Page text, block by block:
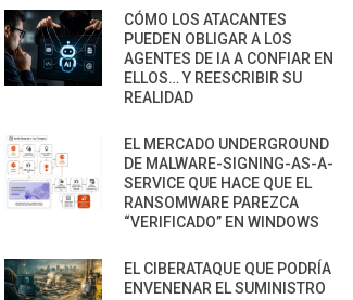
CÓMO LOS ATACANTES
PUEDEN OBLIGAR A LOS
AGENTES DE IA A CONFIAR EN
ELLOS… Y REESCRIBIR SU
REALIDAD
EL MERCADO UNDERGROUND
DE MALWARE-SIGNING-AS-A-
SERVICE QUE HACE QUE EL
RANSOMWARE PAREZCA
“VERIFICADO” EN WINDOWS
EL CIBERATAQUE QUE PODRÍA
ENVENENAR EL SUMINISTRO